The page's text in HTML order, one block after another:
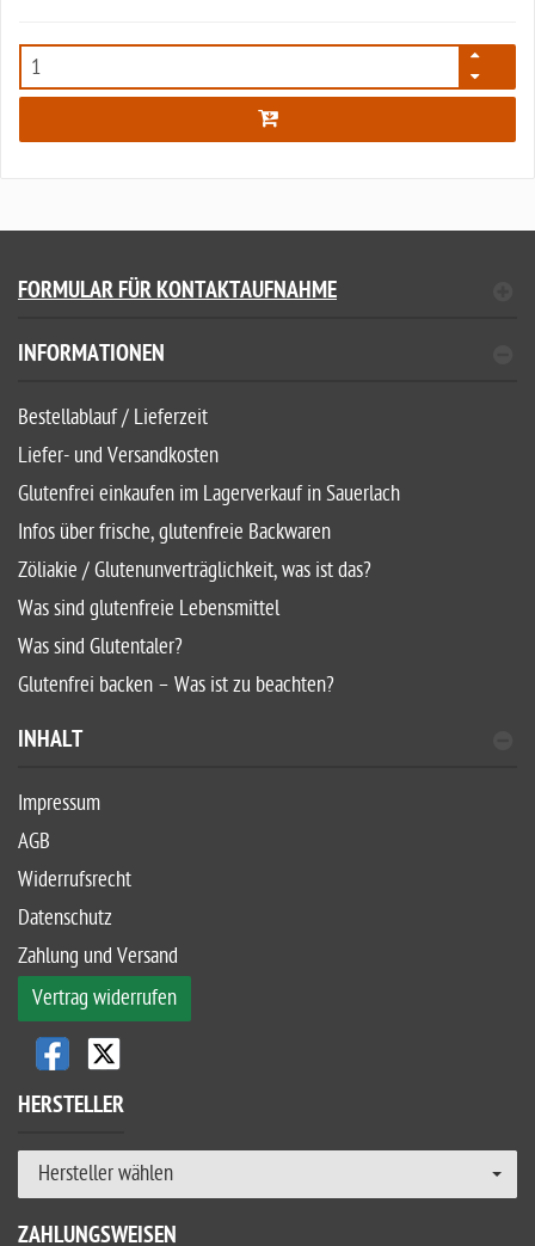
5280
FORMULAR FÜR KONTAKTAUFNAHME
INFORMATIONEN
Bestellablauf / Lieferzeit
Liefer- und Versandkosten
Glutenfrei einkaufen im Lagerverkauf in Sauerlach
Infos über frische, glutenfreie Backwaren
Zöliakie / Glutenunverträglichkeit, was ist das?
Was sind glutenfreie Lebensmittel
Was sind Glutentaler?
Glutenfrei backen – Was ist zu beachten?
INHALT
Impressum
AGB
Widerrufsrecht
Datenschutz
Zahlung und Versand
Vertrag widerrufen
HERSTELLER
Hersteller wählen
ZAHLUNGSWEISEN